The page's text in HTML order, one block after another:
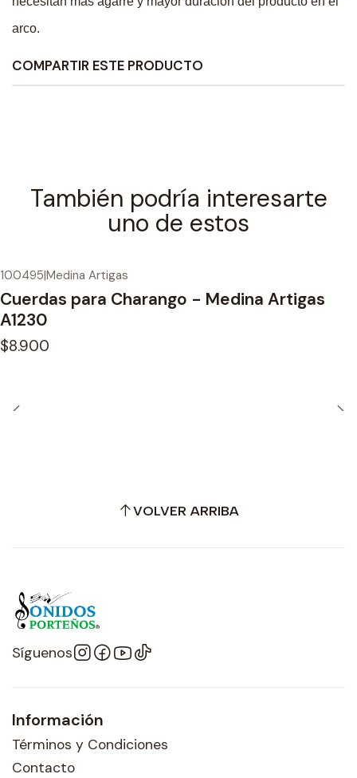
arco.
COMPARTIR ESTE PRODUCTO
También podría interesarte
uno de estos
100495|Medina Artigas
Cuerdas para Charango - Medina Artigas
A1230
$8.900
VOLVER ARRIBA
Síguenos
Información
Términos y Condiciones
Contacto